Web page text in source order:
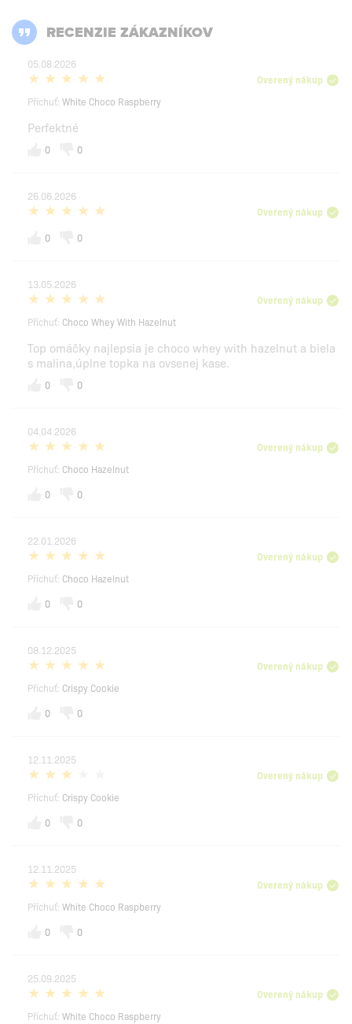
RECENZIE ZÁKAZNÍKOV
05.08.2026
Overený nákup
Příchuť: White Choco Raspberry
Perfektné
0 0
26.06.2026
Overený nákup
0
0
13.05.2026
Overený nákup
Příchuť: Choco Whey With Hazelnut
Top omáčky najlepsia je choco whey with hazelnut a biela
s malina,úplne topka na ovsenej kase.
0 0
04.04.2026
Overený nákup
Příchuť: Choco Hazelnut
0
0
22.01.2026
Overený nákup
Příchuť: Choco Hazelnut
0
0
08.12.2025
Overený nákup
Příchuť: Crispy Cookie
0
0
12.11.2025
Overený nákup
Příchuť: Crispy Cookie
0
0
12.11.2025
Overený nákup
Příchuť: White Choco Raspberry
0
0
25.09.2025
Overený nákup
Příchuť: White Choco Raspberry